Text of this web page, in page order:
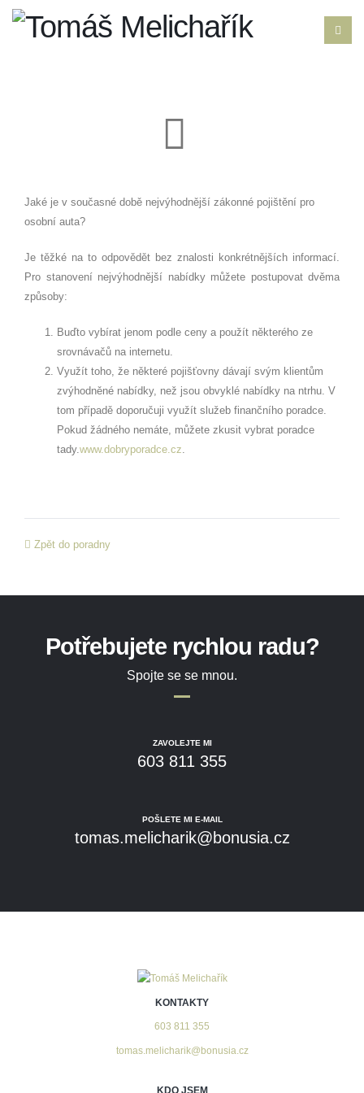
Jaké je v současné době nejvýhodnější zákonné pojištění pro
osobní auta?
Je těžké na to odpovědět bez znalosti konkrétnějších informací.
Pro stanovení nejvýhodnější nabídky můžete postupovat dvěma
způsoby:
Buďto vybírat jenom podle ceny a použít některého ze
srovnávačů na internetu.
Využít toho, že některé pojišťovny dávají svým klientům
zvýhodněné nabídky, než jsou obvyklé nabídky na ntrhu. V
tom případě doporučuji využít služeb finančního poradce.
Pokud žádného nemáte, můžete zkusit vybrat poradce
tady.www.dobryporadce.cz.
Zpět do poradny
Potřebujete rychlou radu?
Spojte se se mnou.
ZAVOLEJTE MI
603 811 355
POŠLETE MI E-MAIL
tomas.melicharik@bonusia.cz
KONTAKTY
603 811 355
tomas.melicharik@bonusia.cz
KDO JSEM